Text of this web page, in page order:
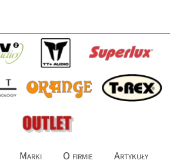
Marki O firmie
Artykuły